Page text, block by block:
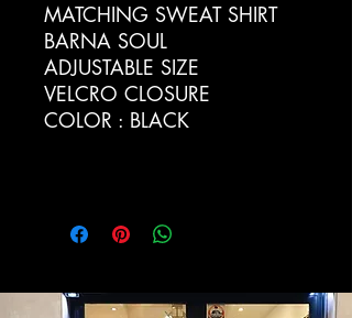
MATCHING SWEAT SHIRT
BARNA SOUL
ADJUSTABLE SIZE
VELCRO CLOSURE
COLOR : BLACK